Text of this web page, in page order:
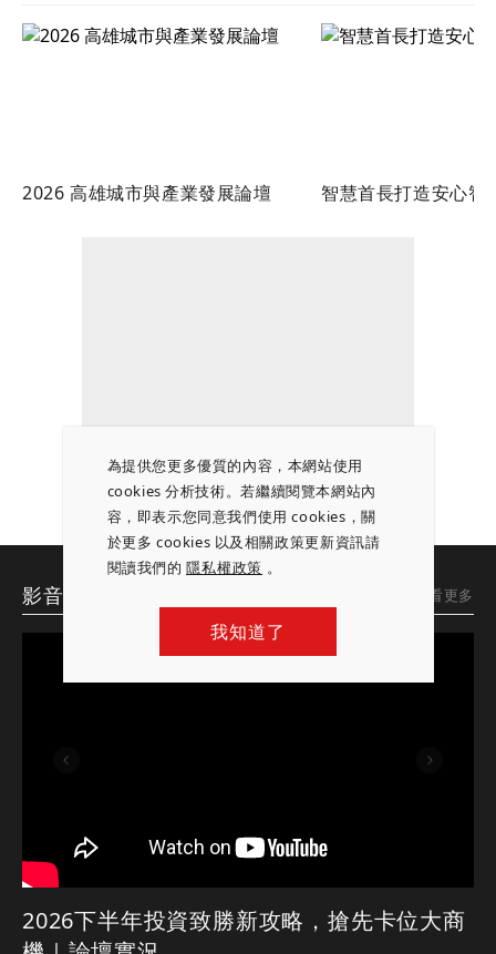
為提供您更多優質的內容，本網站使用
cookies 分析技術。若繼續閱覽本網站內
容，即表示您同意我們使用 cookies，關
於更多 cookies 以及相關政策更新資訊請
閱讀我們的隱私權政策 。
我知道了
2026 高雄城市與產業發展論壇 智慧首長打造安心智
影音專區 想看更多
2026下半年投資致勝新攻略，搶先卡位大商